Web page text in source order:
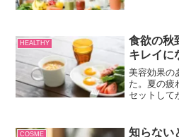
HEALTHY
食欲の秋
キレイに
美容効果の
た。夏の疲
セットして
て、美味し
COSME
知らない